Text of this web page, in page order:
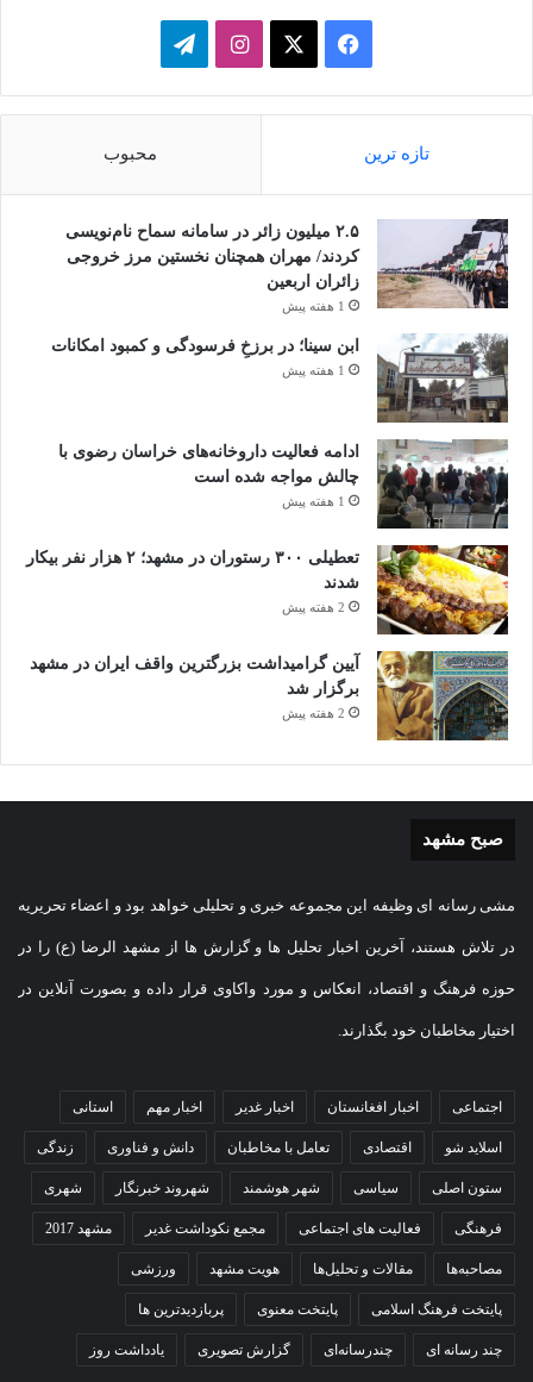
فیسبوک ایکساینستاگرامتلگرام
تازه ترین محبوب
۲.۵ میلیون زائر در سامانه سماح نام‌نویسی
کردند/ مهران همچنان نخستین مرز خروجی
زائران اربعین
1 هفته پیش
ابن سینا؛ در برزخِ فرسودگی و کمبود امکانات
1 هفته پیش
ادامه فعالیت داروخانه‌های خراسان رضوی با
چالش مواجه شده است
1 هفته پیش
تعطیلی ۳۰۰ رستوران در مشهد؛ ۲ هزار نفر بیکار
شدند
2 هفته پیش
آیین گرامیداشت بزرگترین واقف ایران در مشهد
برگزار شد
2 هفته پیش
صبح مشهد
مشی رسانه ای وظیفه این مجموعه خبری و تحلیلی خواهد بود و اعضاء تحریریه
در تلاش هستند، آخرین اخبار تحلیل ها و گزارش ها از مشهد الرضا (ع) را در
حوزه فرهنگ و اقتصاد، انعکاس و مورد واکاوی قرار داده و بصورت آنلاین در
اختیار مخاطبان خود بگذارند.
اجتماعی اخبار افغانستان اخبار غدیر اخبار مهم استانی
اسلاید شو اقتصادی تعامل با مخاطبان دانش و فناوری زندگی
ستون اصلی سیاسی شهر هوشمند شهروند خبرنگار شهری
فرهنگی فعالیت های اجتماعی مجمع نکوداشت غدیر مشهد 2017
مصاحبه‌ها مقالات و تحلیل‌ها هویت مشهد ورزشی
پایتخت فرهنگ اسلامی پایتخت معنوی پربازدیدترین ها
چند رسانه ای چندرسانه‌ای گزارش تصویری یادداشت روز